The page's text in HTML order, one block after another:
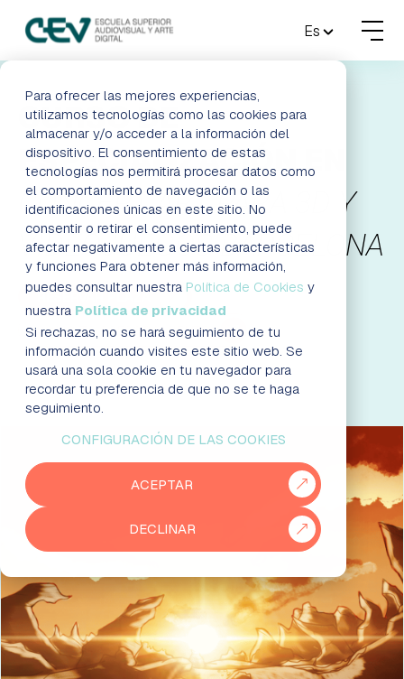
Para ofrecer las mejores experiencias,
utilizamos tecnologías como las cookies para
almacenar y/o acceder a la información del
dispositivo. El consentimiento de estas
tecnologías nos permitirá procesar datos como
el comportamiento de navegación o las
identificaciones únicas en este sitio. No
consentir o retirar el consentimiento, puede
afectar negativamente a ciertas características
y funciones Para obtener más información,
puedes consultar nuestra Política de Cookies y
nuestra Política de privacidad
Si rechazas, no se hará seguimiento de tu
información cuando visites este sitio web. Se
usará una sola cookie en tu navegador para
recordar tu preferencia de que no se te haga
seguimiento.
CONFIGURACIÓN DE LAS COOKIES
ACEPTAR
DECLINAR
MENU
FORMACIONES
ADMISIONES
ACTUALIDAD
ESCUELA
CONTACTO
RESERVAR PLAZA VISITAR ESCUELA
BLOG
EMPRESAS
PARTNERS
931 76 23 43
Es
CURSO DE
ESPECIALIZACIÓN EN
CONCEPT ART PARA 3D Y
VIDEOJUEGOS BARCELONA
RESERVAR PLAZA
SOLICITA ASESORAMIENTO